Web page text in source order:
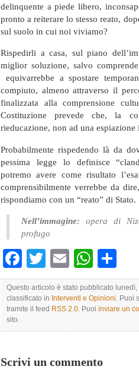
delinquente a piede libero,
pronto a reiterare lo stesso reato,
sul suolo in cui noi viviamo?
Rispedirli a casa, sul piano
miglior soluzione, salvo
equivarrebbe a spostare
compiuto, almeno attraverso il
finalizzata alla comprensione
Costituzione prevede che, la
rieducazione, non ad una espiazione
Probabilmente rispedendo là da
pessima legge lo definisce
potremo avere come risultato
comprensibilmente verrebbe da
rispondiamo con un “reato” di Stato.
Nell’immagine: opera di
profugo
Facebook
TwitterEmail
Questo articolo è stato pubblicato
classificato in Interventi e Opinioni. Puoi
tramite il feed RSS 2.0. Puoi inviare un
sito.
Scrivi un commento